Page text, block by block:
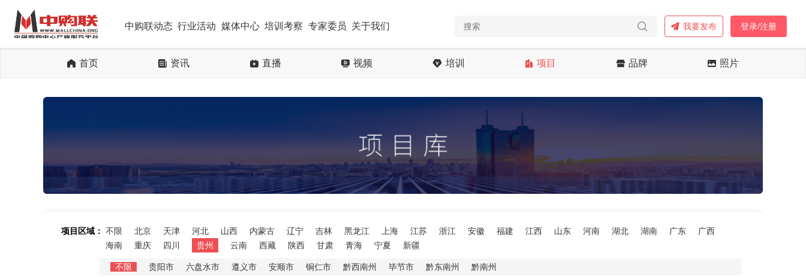
中购联动态 行业活动 媒体中心 培训考察 专家委员 关于我们 我要发布 登录/注册
首页 资讯 直播 视频 培训 项目 品牌 照片
项目区域： 不限 北京 天津 河北 山西 内蒙古 辽宁 吉林 黑龙江 上海 江苏 浙江 安徽 福建 江西 山东 河南 湖北 湖南 广东
广西
海南
重庆 四川 贵州 云南 西藏 陕西 甘肃 青海 宁夏 新疆
不限 贵阳市 六盘水市 遵义市 安顺市 铜仁市 黔西南州 毕节市 黔东南州 黔南州